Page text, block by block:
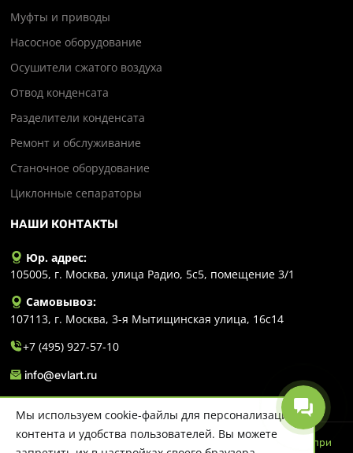
Муфты и приводы
Насосное оборудование
Осушители сжатого воздуха
Отвод конденсата
Разделители конденсата
Ремонт и обслуживание
Станочное оборудование
Циклонные сепараторы
НАШИ КОНТАКТЫ
Юр. адрес:
105005, г. Москва, улица Радио, 5с5, помещение 3/1
Самовывоз:
107113, г. Москва, 3-я Мытищинская улица, 16с14
+7 (495) 927-57-10
info@evlart.ru
© 2026 Evlart. Сайт несет информационный характер и ни при
Мы используем cookie-файлы для персонализации
контента и удобства пользователей. Вы можете